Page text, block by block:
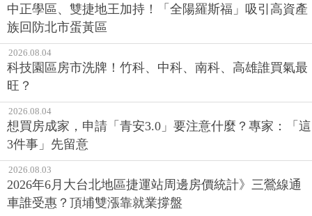
中正學區、雙捷地王加持！「全陽羅斯福」吸引高資產
族回防北市蛋黃區
2026.08.04
科技園區房市洗牌！竹科、中科、南科、高雄誰買氣最
旺？
2026.08.04
想買房成家，申請「青安3.0」要注意什麼？專家：「這
3件事」先留意
2026.08.03
2026年6月大台北地區捷運站周邊房價統計》三鶯線通
車誰受惠？頂埔雙漲靠就業撐盤